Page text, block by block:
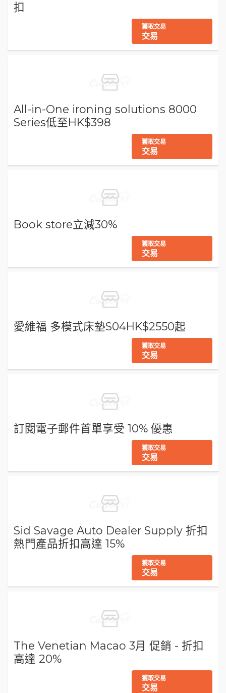
扣
獲取交易
交易
All-in-One ironing solutions 8000
Series低至HK$398
獲取交易
交易
Book store立減30%
獲取交易
交易
愛維福 多模式床墊S04HK$2550起
獲取交易
交易
訂閱電子郵件首單享受 10% 優惠
獲取交易
交易
Sid Savage Auto Dealer Supply 折扣
熱門產品折扣高達 15%
獲取交易
交易
The Venetian Macao 3月 促銷 - 折扣
高達 20%
獲取交易
交易